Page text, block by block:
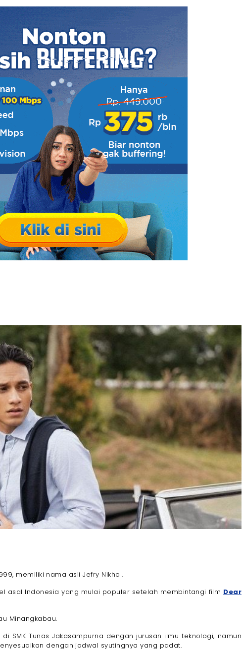
ke Bumi (2020)
(2022)
(2022)
Lemot? Pakai Megavision Aja!
memiliki nama asli Jefry Nikhol.
asal Indonesia yang mulai populer setelah membintangi film Dear
Minangkabau.
SMK Tunas Jakasampurna dengan jurusan ilmu teknologi, namun
dengan jadwal syutingnya yang padat.